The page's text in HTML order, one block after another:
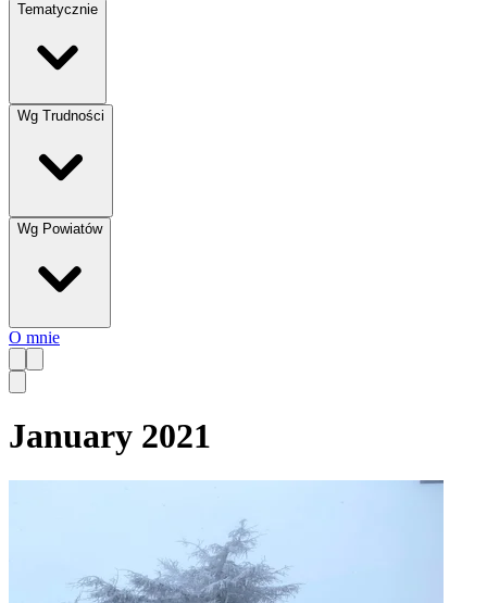
Tematycznie
Wg Trudności
Wg Powiatów
O mnie
January 2021